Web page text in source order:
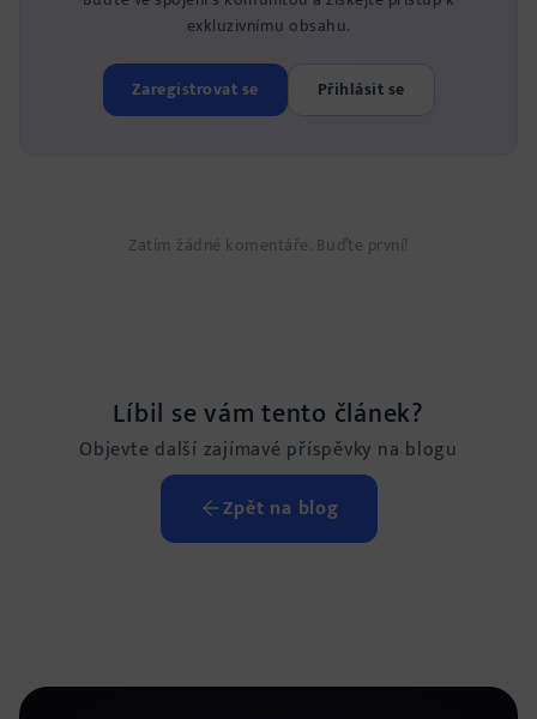
exkluzivnímu obsahu.
Zaregistrovat se Přihlásit se
Zatím žádné komentáře. Buďte první!
Líbil se vám tento článek?
Objevte další zajímavé příspěvky na blogu
Zpět na blog